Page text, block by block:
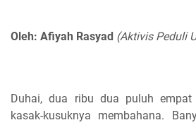
Oleh: Afiyah Rasyad (Aktivis Peduli
Duhai, dua ribu dua puluh
kasak-kusuknya membahana.